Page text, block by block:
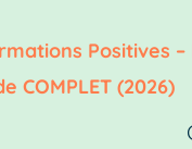
Positives –
COMPLET (2026)